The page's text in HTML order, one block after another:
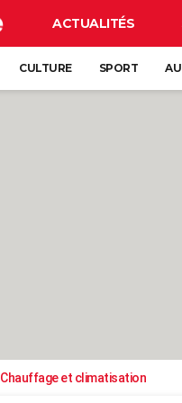
ACTUALITÉS
CULTURE SPORT
Chauffage et climatisation